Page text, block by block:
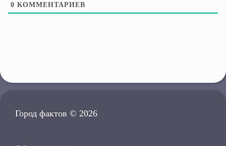
0 КОММЕНТАРИЕВ
Город фактов © 2026